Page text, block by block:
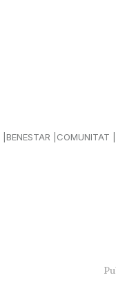
BENESTAR COMUNITAT